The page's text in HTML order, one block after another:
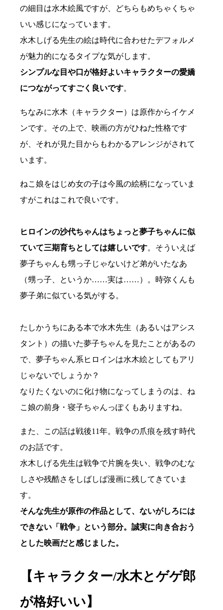
の細目は水木絵風ですが、どちらもめちゃくちゃ
いい感じになっています。
水木しげる先生の絵は時代に合わせたデフォルメ
が魅力的になるタイプな気がします。
シンプルな目や口が格好よいキャラクターの愛嬌
につながってすごく良いです。
ちなみに水木（キャラクター）は原作からイケメ
ンです。その上で、映画の方がひねた性格です
が、それが見た目からもわかるアレンジがされて
います。
ねこ娘をはじめ女の子は今風の絵柄になっていま
すがこれはこれで良いです。
ヒロインの沙代ちゃんはちょっと夢子ちゃんに似
ていて三期育ちとしては嬉しいです。そういえば
夢子ちゃんも甥っ子じゃないけど弟がいたなあ
（甥っ子、というか……実は……）。時弥くんも
夢子弟に似ている気がする。
たしかうちにある本で水木先生（あるいはアシス
タント）の描いた夢子ちゃんを見たことがあるの
で、夢子ちゃん系ヒロインは水木絵としてもアリ
じゃないでしょうか？
なりたくないのに化け物になってしまうのは、ね
こ娘の前身・寝子ちゃんっぽくもありますね。
また、この話は戦後11年。戦争の爪痕を残す時代
のお話です。
水木しげる先生は戦争で片腕を失い、戦争のむな
しさや残酷さをしばしば漫画に残してきていま
す。
そんな先生が原作の作品として、ないがしろには
できない「戦争」という部分。誠実に向き合おう
とした映画だと感じました。
【キャラクター/水木とゲゲ郎
が格好いい】